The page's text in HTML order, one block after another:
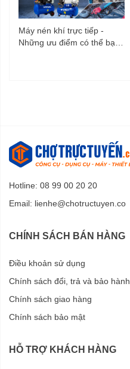
Máy nén khí trực tiếp -
Những ưu điểm có thể bạn
Hotline: 08 99 00 20 20
Email: lienhe@chotructuyen.co
CHÍNH SÁCH BÁN HÀNG
Điều khoản sử dụng
Chính sách đổi, trả và bảo hành
Chính sách giao hàng
Chính sách bảo mật
HỖ TRỢ KHÁCH HÀNG